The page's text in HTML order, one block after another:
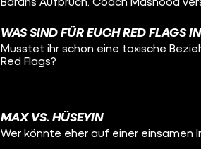
sie eine Abendschule. Hier hätte
Bildungsweg einen höheren
Studio seinen eigenen Song
WIrd Baran seine Chancen nutzen? Die ersten beiden Folgen von Baran
nachholen Tipps, um einen Ausbildungsplatz zu finden:
https://www.arbeitsagentur.de/
ausbildungsplatz Unterstützung Wohnungslosigkeit:
WAS SIND FÜR EUCH RED FLAGS
Musstet ihr schon eine toxische
Red Flags?
MAX VS. HÜSEYIN
Wer könnte eher auf einer einsamen